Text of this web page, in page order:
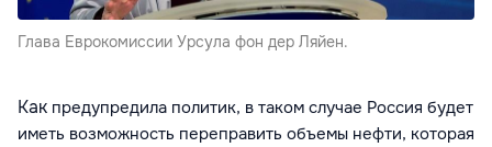
Глава Еврокомиссии Урсула фон дер Ляйен.
Как предупредила политик, в таком случае Россия будет
иметь возможность переправить объемы нефти, которая